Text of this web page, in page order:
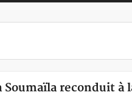
reconduit à